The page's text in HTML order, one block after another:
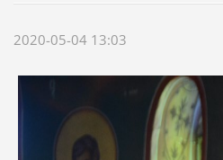
2020-05-04 13:03